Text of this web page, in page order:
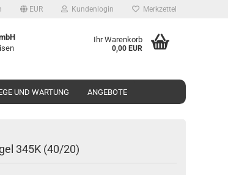
EUR Kundenlogin Merkzettel
Ihr Warenkorb
0,00 EUR
UND WARTUNG ANGEBOTE
345K (40/20)